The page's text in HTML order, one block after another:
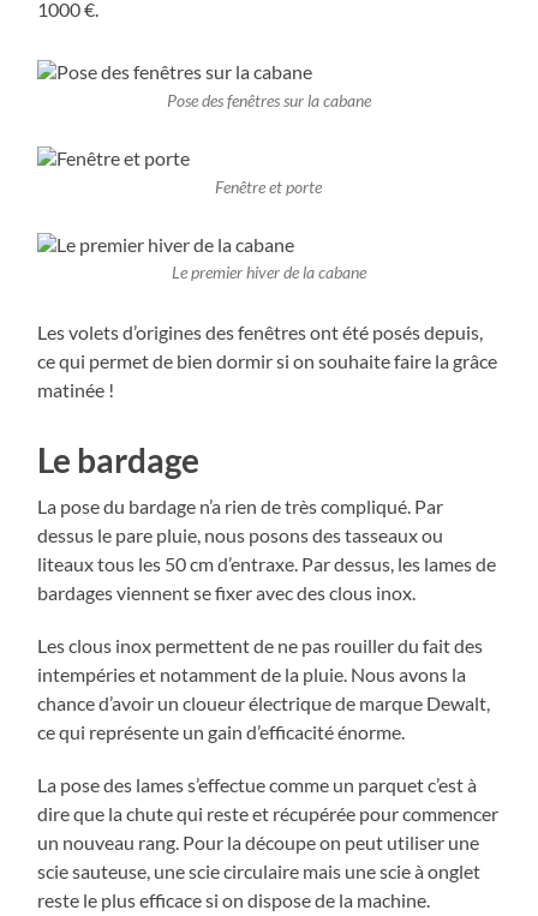
1000 €.
Pose des fenêtres sur la cabane
Fenêtre et porte
Le premier hiver de la cabane
Les volets d’origines des fenêtres ont été posés depuis,
ce qui permet de bien dormir si on souhaite faire la grâce
matinée !
Le bardage
La pose du bardage n’a rien de très compliqué. Par
dessus le pare pluie, nous posons des tasseaux ou
liteaux tous les 50 cm d’entraxe. Par dessus, les lames de
bardages viennent se fixer avec des clous inox.
Les clous inox permettent de ne pas rouiller du fait des
intempéries et notamment de la pluie. Nous avons la
chance d’avoir un cloueur électrique de marque Dewalt,
ce qui représente un gain d’efficacité énorme.
La pose des lames s’effectue comme un parquet c’est à
dire que la chute qui reste et récupérée pour commencer
un nouveau rang. Pour la découpe on peut utiliser une
scie sauteuse, une scie circulaire mais une scie à onglet
reste le plus efficace si on dispose de la machine.